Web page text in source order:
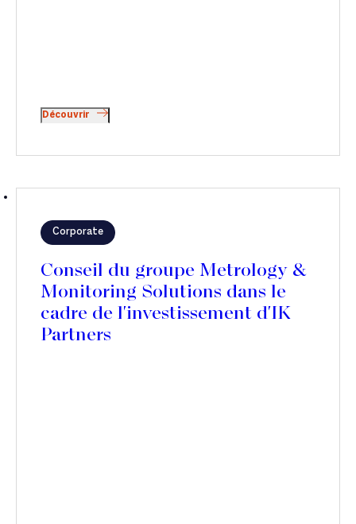
Découvrir
Corporate
Conseil du groupe Metrology &
Monitoring Solutions dans le
cadre de l'investissement d'IK
Partners